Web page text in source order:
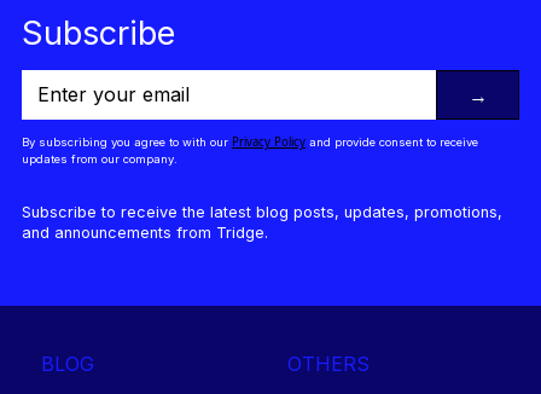
Subscribe
→
By subscribing you agree to with our Privacy Policyand provide consent to receive
updates from our company.
Subscribe to receive the latest blog posts, updates, promotions,
and announcements from Tridge.
BLOG OTHERS